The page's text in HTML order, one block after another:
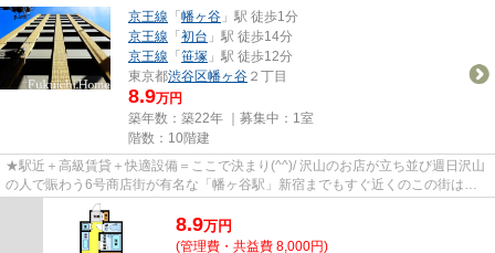
京王線 「幡ヶ谷 」駅 徒歩1分
京王線 「初台 」駅 徒歩14分
京王線 「笹塚 」駅 徒歩12分
東京都渋谷区幡ヶ谷 ２丁目
8.9万円
築年数：築22年 ｜募集中： 1室
階数：10階建
★駅近＋高級賃貸＋快適設備＝ここで決まり(^^)/ 沢山のお店が立ち並び週日沢山
の人で賑わう6号商店街が有名な「幡ヶ谷駅」新宿までもすぐ近くのこの街は大
変人気があります★夢の高級賃...
8.9万円
(管理費・共益費 8,000円)